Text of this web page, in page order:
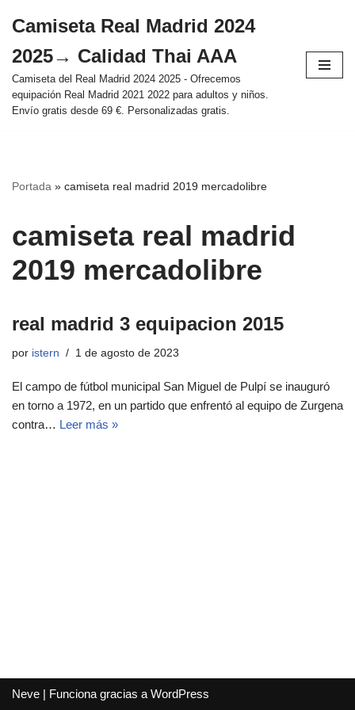
al
contenido
Camiseta Real Madrid 2024
2025→ Calidad Thai AAA
Camiseta del Real Madrid 2024 2025 - Ofrecemos
equipación Real Madrid 2021 2022 para adultos y niños.
Envío gratis desde 69 €. Personalizadas gratis.
Portada » camiseta real madrid 2019 mercadolibre
camiseta real madrid
2019 mercadolibre
real madrid 3 equipacion 2015
por istern 1 de agosto de 2023
El campo de fútbol municipal San Miguel de Pulpí se inauguró
en torno a 1972, en un partido que enfrentó al equipo de Zurgena
contra… Leer más »
Neve | Funciona gracias a WordPress